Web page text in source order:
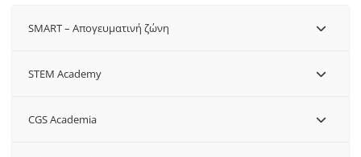
SMART – Aπογευματινή ζώνη
STEM Academy
CGS Academia